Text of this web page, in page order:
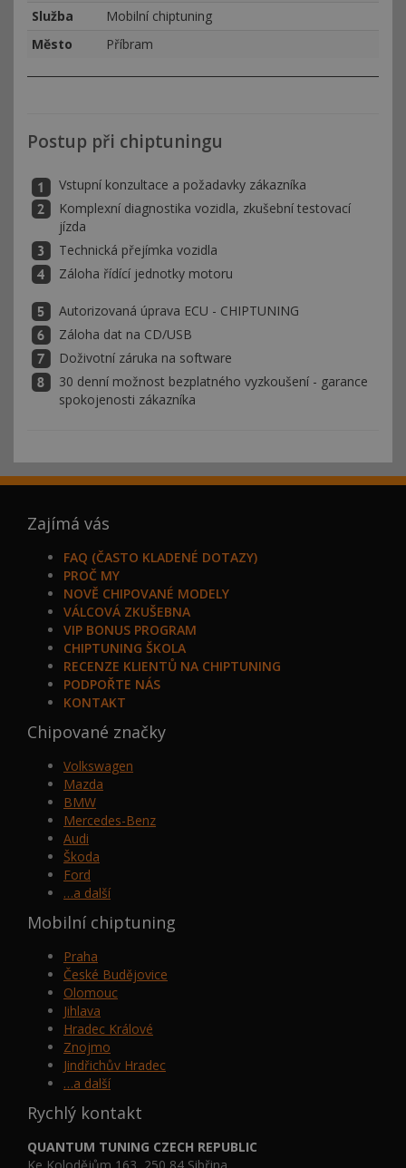
Služba
Mobilní chiptuning
Město
Příbram
Postup při chiptuningu
Vstupní konzultace a požadavky zákazníka
Komplexní diagnostika vozidla, zkušební testovací
jízda
Technická přejímka vozidla
Záloha řídící jednotky motoru
Autorizovaná úprava ECU - CHIPTUNING
Záloha dat na CD/USB
Doživotní záruka na software
30 denní možnost bezplatného vyzkoušení - garance
spokojenosti zákazníka
Zajímá vás
FAQ (ČASTO KLADENÉ DOTAZY)
PROČ MY
NOVĚ CHIPOVANÉ MODELY
VÁLCOVÁ ZKUŠEBNA
VIP BONUS PROGRAM
CHIPTUNING ŠKOLA
RECENZE KLIENTŮ NA CHIPTUNING
PODPOŘTE NÁS
KONTAKT
Chipované značky
Volkswagen
Mazda
BMW
Mercedes-Benz
Audi
Škoda
Ford
…a další
Mobilní chiptuning
Praha
České Budějovice
Olomouc
Jihlava
Hradec Králové
Znojmo
Jindřichův Hradec
…a další
Rychlý kontakt
QUANTUM TUNING CZECH REPUBLIC